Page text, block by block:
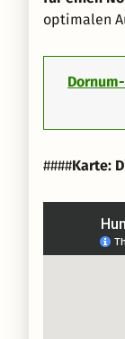
optimalen
####Karte: